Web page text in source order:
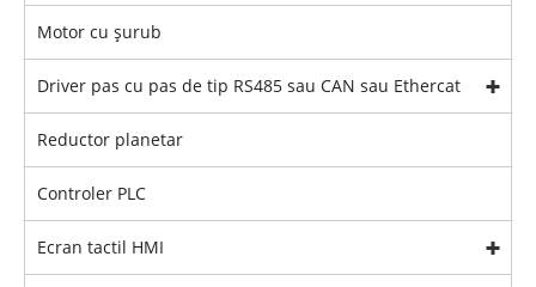
Motor cu șurub
Driver pas cu pas de tip RS485 sau CAN sau Ethercat
Reductor planetar
Controler PLC
Ecran tactil HMI